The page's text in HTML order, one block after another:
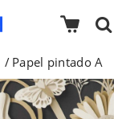
/ Papel pintado A